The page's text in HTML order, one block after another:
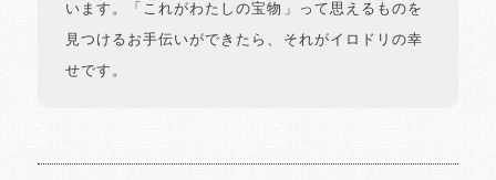
います。「これがわたしの宝物」って思えるものを
見つけるお手伝いができたら、それがイロドリの幸
せです。